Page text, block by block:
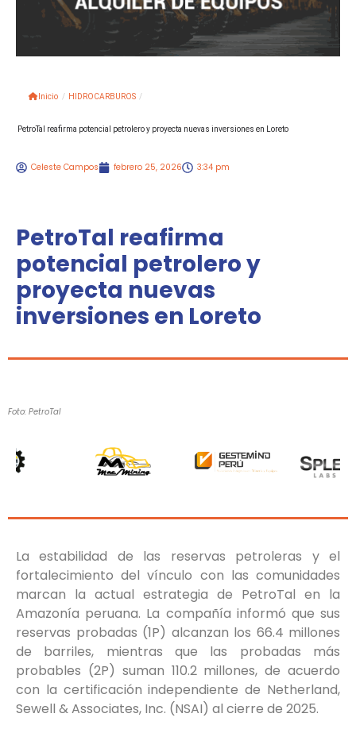
Inicio / HIDROCARBUROS /
PetroTal reafirma potencial petrolero y proyecta nuevas inversiones en Loreto
Celeste Campos febrero 25, 2026 3:34 pm
PetroTal reafirma
potencial petrolero y
proyecta nuevas
inversiones en Loreto
Foto: PetroTal
La estabilidad de las reservas petroleras y el
fortalecimiento del vínculo con las comunidades
marcan la actual estrategia de PetroTal en la
Amazonía peruana. La compañía informó que sus
reservas probadas (1P) alcanzan los 66.4 millones
de barriles, mientras que las probadas más
probables (2P) suman 110.2 millones, de acuerdo
con la certificación independiente de Netherland,
Sewell & Associates, Inc. (NSAI) al cierre de 2025.